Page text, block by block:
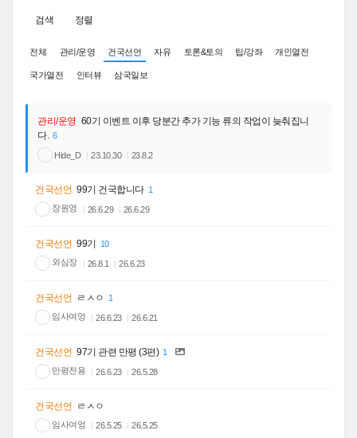
검색 정렬
전체 관리/운영 건국선언 자유 토론&토의 팁/강좌 개인열전
국가열전 인터뷰 삼국일보
관리/운영 60기 이벤트 이후 당분간 추가 기능 류의 작업이 늦춰집니
다. 6
Hide_D 23.10.30 23.8.2
건국선언 99기 건국합니다 1
장원영
26.6.29 26.6.29
건국선언 99기 10
외심장
26.8.1 26.6.23
건국선언 ㄹㅅㅇ
1
임사여엉
26.6.23 26.6.21
건국선언 97기 관련 만평 (3편) 1
만평전용
26.6.23 26.5.28
건국선언 ㄹㅅㅇ
임사여엉 26.5.25 26.5.25